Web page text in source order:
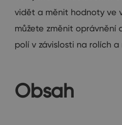
vidět a měnit hodnoty ve
můžete změnit oprávnění
polí v závislosti na rolích
Obsah